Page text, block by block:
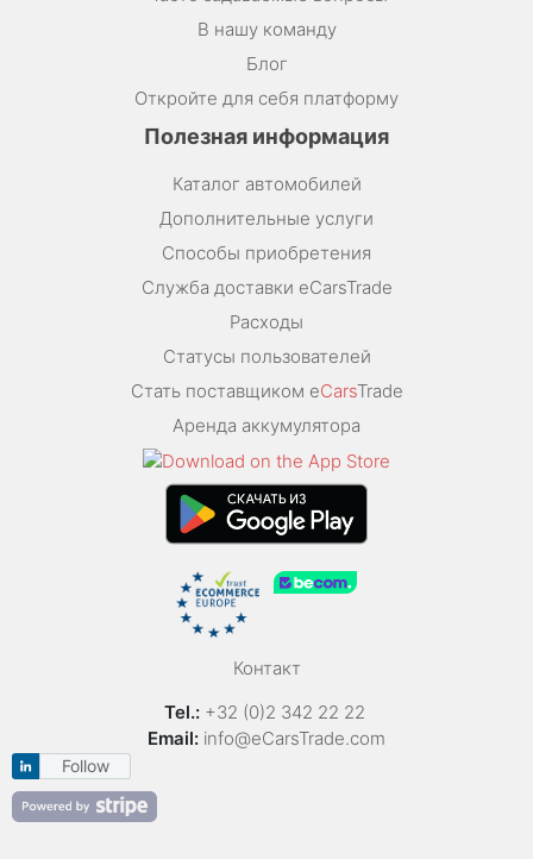
В нашу команду
Блог
Откройте для себя платформу
Полезная информация
Каталог автомобилей
Дополнительные услуги
Способы приобретения
Служба доставки eCarsTrade
Расходы
Статусы пользователей
Стать поставщиком eCarsTrade
Аренда аккумулятора
Контакт
Tel.: +32 (0)2 342 22 22
Email: info@eCarsTrade.com
Follow